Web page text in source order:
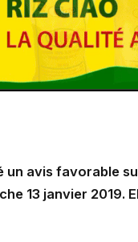
avis favorable
13 janvier 2019.